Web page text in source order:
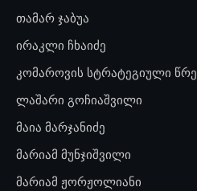
თამარ ჯაბუა
ირაკლი ჩხაიძე
კომაროვის სტრატეგიული წრე
ლაშარი გოჩიაშვილი
მაია მარჯანიძე
მარიამ მუნჯიშვილი
მარიამ ჟორჟოლიანი